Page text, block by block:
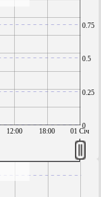
0
0.25
0.5
0.75
12:00 18:00 01 Січ